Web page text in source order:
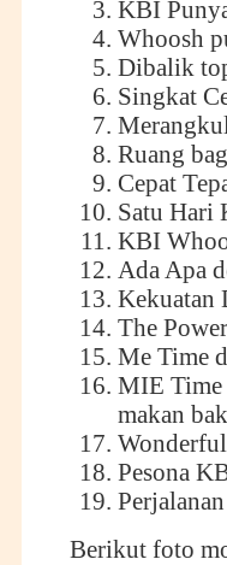
KBI
Whoosh
Dibalik
Singkat
Ruang
Cepat
Satu Hari
KBI
Ada Apa
Kekuatan
The
Me Time
MIE Time
makan
Pesona
Berikut foto